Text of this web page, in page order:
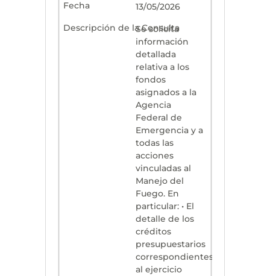
13/05/2026
Se solicita
información
detallada
relativa a los
fondos
asignados a la
Agencia
Federal de
Emergencia y a
todas las
acciones
vinculadas al
Manejo del
Fuego. En
particular: • El
detalle de los
créditos
presupuestarios
correspondientes
al ejercicio